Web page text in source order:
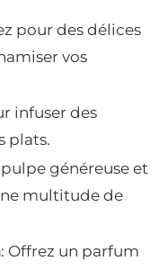
pour des délices
vos
infuser des
plats.
généreuse et
multitude de
: Offrez un parfum